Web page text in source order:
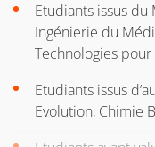
concernant les tarifs
La procédure
uniquement les
Afrique du Sud,
Arabie Saoudite,
Etudiants issus du
Ingénierie du
Technologies pour
Etudiants issus
Evolution, Chimie